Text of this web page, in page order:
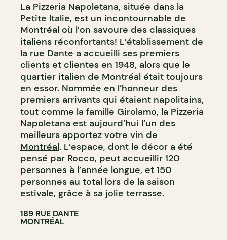
La Pizzeria Napoletana, située dans la
Petite Italie, est un incontournable de
Montréal où l’on savoure des classiques
italiens réconfortants! L’établissement de
la rue Dante a accueilli ses premiers
clients et clientes en 1948, alors que le
quartier italien de Montréal était toujours
en essor. Nommée en l’honneur des
premiers arrivants qui étaient napolitains,
tout comme la famille Girolamo, la Pizzeria
Napoletana est aujourd’hui l’un des
meilleurs apportez votre vin de
Montréal. L’espace, dont le décor a été
pensé par Rocco, peut accueillir 120
personnes à l’année longue, et 150
personnes au total lors de la saison
estivale, grâce à sa jolie terrasse.
189 RUE DANTE
MONTRÉAL